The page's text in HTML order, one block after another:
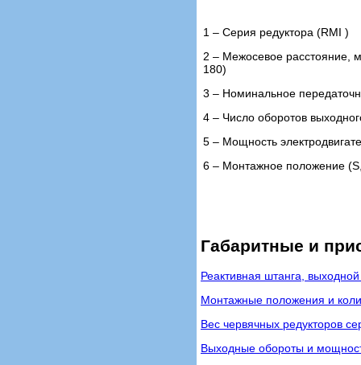
1 – Cерия редуктора (RMI )
2 – Межосевое расстояние,
180)
3 – Номинальное
4 – Число оборотов
5 – Мощность
6 – Монтажное положение
Габаритные и
Реактивная штанга,
Монтажные положения и
Вес червячных редукторов
Выходные обороты и